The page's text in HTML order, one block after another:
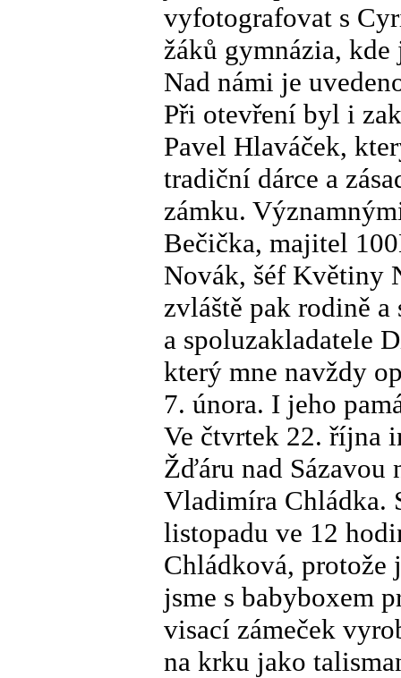
vyfotografovat s
žáků gymnázia, kde
Nad námi je
Při otevření byl i
Pavel Hlaváček,
tradiční dárce a
zámku.
Bečička, majitel
Novák, šéf Květiny
zvláště pak rodině
a spoluzakladatele
který mne navždy
7. února. I jeho
Ve čtvrtek 22. října
Žďáru nad Sázavou
Vladimíra Chládka.
listopadu ve 12
Chládková, protože
jsme s babyboxem
visací zámeček
na krku jako